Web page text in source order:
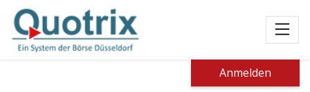
Anmelden